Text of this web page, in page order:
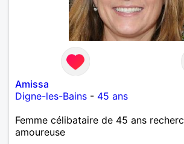
Amissa
Digne-les-Bains - 45 ans
Femme célibataire de 45 ans
amoureuse